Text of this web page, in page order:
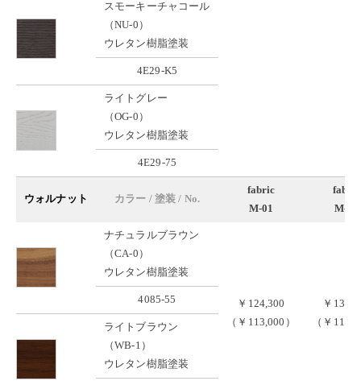
スモーキーチャコール
（NU-0）
ウレタン樹脂塗装
4E29-K5
ライトグレー
（OG-0）
ウレタン樹脂塗装
4E29-75
ウォルナット カラー / 塗装 / No.
fabric
M-01
fabric
M-02
ナチュラルブラウン
（CA-0）
ウレタン樹脂塗装
￥124,300
（￥113,000）
￥
（￥
4085-55
ライトブラウン
（WB-1）
ウレタン樹脂塗装